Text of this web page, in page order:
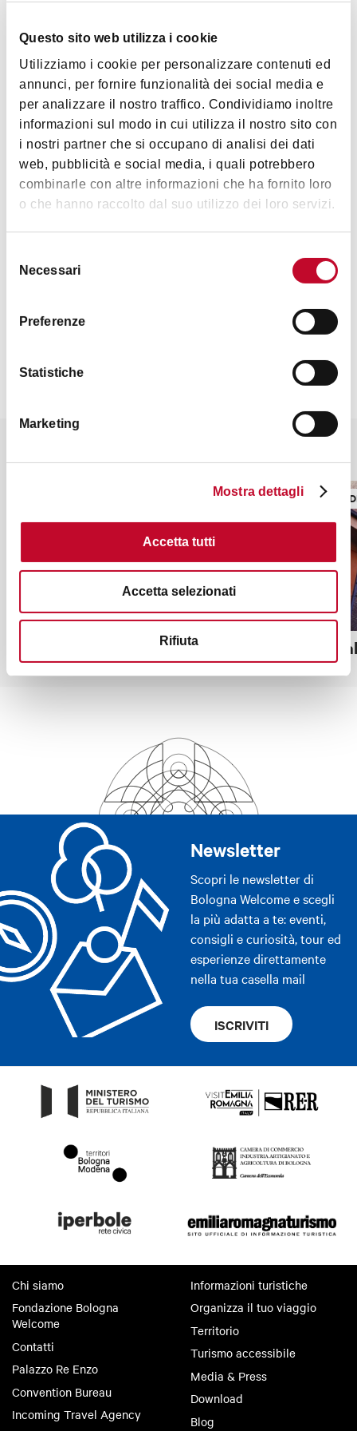
Questo sito web utilizza i cookie
Utilizziamo i cookie per personalizzare contenuti ed
annunci, per fornire funzionalità dei social media e
per analizzare il nostro traffico. Condividiamo inoltre
informazioni sul modo in cui utilizza il nostro sito con
i nostri partner che si occupano di analisi dei dati
web, pubblicità e social media, i quali potrebbero
combinarle con altre informazioni che ha fornito loro
o che hanno raccolto dal suo utilizzo dei loro servizi.
delNecessari
Preferenze
Statistiche
Marketing
Mostra dettagli
Accetta tutti
Accetta selezionati
Rifiuta
sostanzialmente salvaguardata. Fonte: Bologna la
patrimonio storico-architettonico bolognese
finanziato dalla Fondazione del Monte.
Arte e Cultura
Orari
Torre privata non visitabile all'interno
Albergo del Pellegrino
TORRI,
Torre
Newsletter
Scopri le newsletter di
Bologna Welcome e scegli
la più adatta a te: eventi,
consigli e curiosità, tour ed
esperienze direttamente
nella tua casella mail
ISCRIVITI
Chi siamo
Fondazione Bologna
Welcome
Contatti
Palazzo Re Enzo
Convention Bureau
Incoming Travel Agency
Informazioni turistiche
Organizza il tuo viaggio
Territorio
Turismo accessibile
Media & Press
Download
Blog